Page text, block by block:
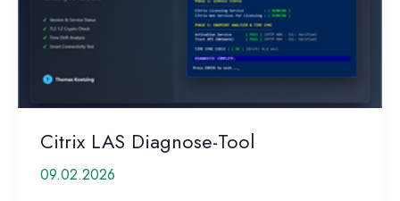
Citrix LAS Diagnose-Tool
09.02.2026